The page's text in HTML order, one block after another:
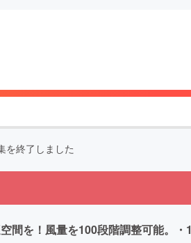
を終了しました
間を！風量を100段階調整可能。